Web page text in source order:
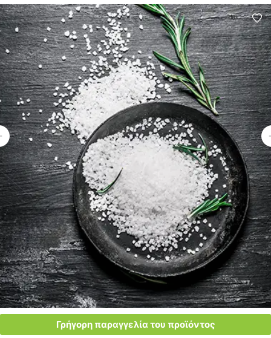
Γρήγορη παραγγελία του προϊόντος